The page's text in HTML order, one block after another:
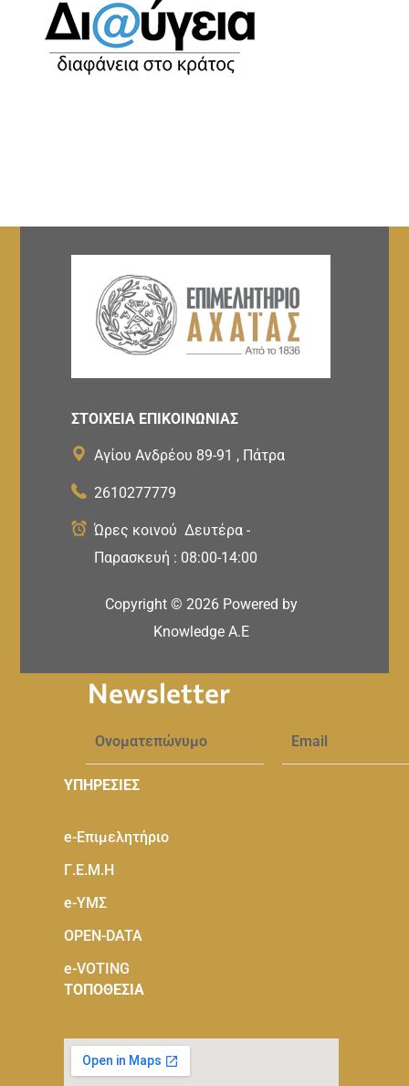
ΣΤΟΙΧΕΙΑ ΕΠΙΚΟΙΝΩΝΙΑΣ
Αγίου Ανδρέου 89-91 , Πάτρα
2610277779
Ώρες κοινού Δευτέρα -
Παρασκευή : 08:00-14:00
Copyright © 2026 Powered by
Knowledge A.E
Newsletter
ΥΠΗΡΕΣΙΕΣ
e-Eπιμελητήριο
Γ.Ε.Μ.Η
e-ΥΜΣ
OPEN-DATA
e-VOTING
ΤΟΠΟΘΕΣΙΑ